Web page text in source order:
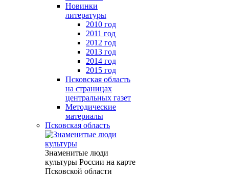
Новинки
литературы
2010 год
2011 год
2012 год
2013 год
2014 год
2015 год
Псковская область
на страницах
центральных газет
Методические
материалы
Псковская область
Знаменитые люди
культуры России на карте
Псковской области